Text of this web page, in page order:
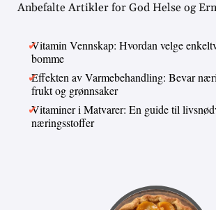
Anbefalte Artikler for God Helse og
Vitamin Vennskap: Hvordan velge
bomme
Effekten av Varmebehandling: Bevar
frukt og grønnsaker
Vitaminer i Matvarer: En guide til
næringsstoffer